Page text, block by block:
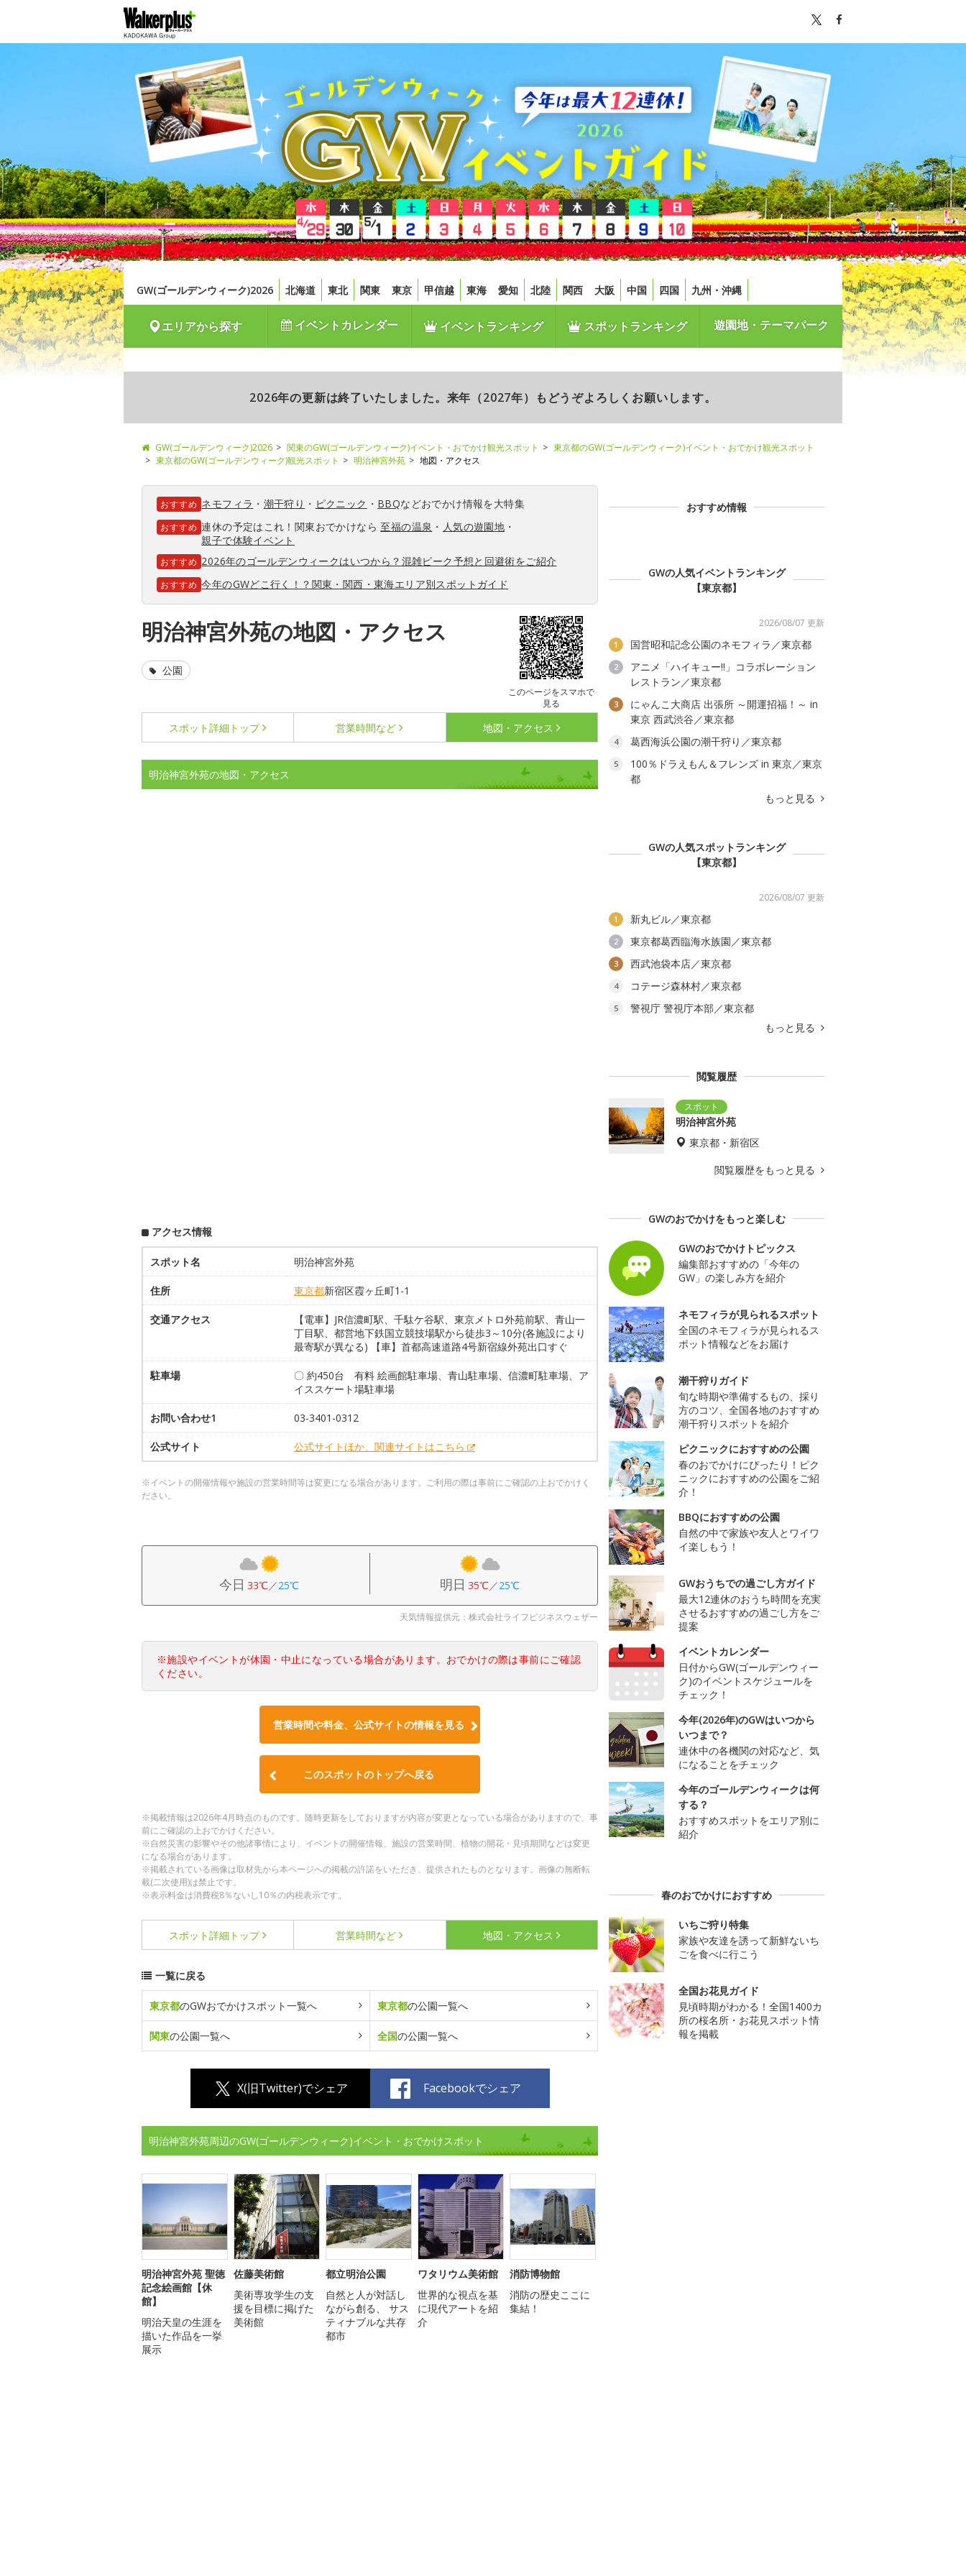
GW(ゴールデンウィーク)2026 北海道 東北 関東 東京 甲信越 東海 愛知 北陸 関西 大阪 中国 四国 九州・沖縄
エリアから探す イベントカレンダー イベントランキング スポットランキング 遊園地・テーマパーク
2026年の更新は終了いたしました。来年（2027年）もどうぞよろしくお願いします。
GW(ゴールデンウィーク)2026 関東のGW(ゴールデンウィーク)イベント・おでかけ観光スポット
東京都のGW(ゴールデンウィーク)イベント・おでかけ観光スポット
東京都のGW(ゴールデンウィーク)観光スポット
明治神宮外苑 地図・アクセス
おすすめ ネモフィラ ・ 潮干狩り ・ ピクニック ・ BBQなどおでかけ情報を大特集
おすすめ 連休の予定はこれ！関東おでかけなら至福の温泉 ・ 人気の遊園地 ・
親子で体験イベント
おすすめ 2026年のゴールデンウィークはいつから？混雑ピーク予想と回避術をご紹介
おすすめ 今年のGWどこ行く！？関東・関西・東海エリア別スポットガイド
明治神宮外苑の地図・アクセス
このページをスマホで
見る
公園
スポット詳細 トップ 営業時間など 地図・アクセス
明治神宮外苑の地図・アクセス
アクセス情報
スポット名 明治神宮外苑
住所 東京都新宿区霞ヶ丘町1-1
交通アクセス
【電車】JR信濃町駅、千駄ケ谷駅、東京メトロ外苑前駅、青山一
丁目駅、都営地下鉄国立競技場駅から徒歩3～10分(各施設により
最寄駅が異なる) 【車】首都高速道路4号新宿線外苑出口すぐ
駐車場
〇 約450台 有料 絵画館駐車場、青山駐車場、信濃町駐車場、ア
イススケート場駐車場
お問い合わせ1 03-3401-0312
公式サイト 公式サイトほか、関連サイトはこちら
※イベントの開催情報や施設の営業時間等は変更になる場合があります。ご利用の際は事前にご確認の上おでかけく
ださい。
今日 33℃／25℃ 明日 35℃／25℃
天気情報提供元：株式会社ライフビジネスウェザー
※施設やイベントが休園・中止になっている場合があります。おでかけの際は事前にご確認
ください。
営業時間や料金、公式サイトの情報を見る
このスポットのトップへ戻る
※掲載情報は2026年4月時点のものです。随時更新をしておりますが内容が変更となっている場合がありますので、事
前にご確認の上おでかけください。
※自然災害の影響やその他諸事情により、イベントの開催情報、施設の営業時間、植物の開花・見頃期間などは変更
になる場合があります。
※掲載されている画像は取材先から本ページへの掲載の許諾をいただき、提供されたものとなります。画像の無断転
載(二次使用)は禁止です。
※表示料金は消費税8％ないし10％の内税表示です。
スポット詳細 トップ 営業時間など 地図・アクセス
一覧に戻る
東京都のGWおでかけスポット一覧へ 東京都の公園一覧へ
関東の公園一覧へ 全国の公園一覧へ
X(旧Twitter)でシェア Facebookでシェア
明治神宮外苑周辺のGW(ゴールデンウィーク)イベント・おでかけスポット
明治神宮外苑 聖徳
記念絵画館【休
館】
明治天皇の生涯を
描いた作品を一挙
展示
佐藤美術館
美術専攻学生の支
援を目標に掲げた
美術館
都立明治公園
自然と人が対話し
ながら創る、 サス
ティナブルな共存
都市
ワタリウム美術館
世界的な視点を基
に現代アートを紹
介
消防博物館
消防の歴史ここに
集結！
おすすめ情報
GWの人気イベントランキング
【東京都】
2026/08/07 更新
1 国営昭和記念公園のネモフィラ／東京都
2
アニメ「ハイキュー!!」コラボレーション
レストラン／東京都
3
にゃんこ大商店 出張所 ～開運招福！～ in
東京 西武渋谷／東京都
4 葛西海浜公園の潮干狩り／東京都
5
100％ドラえもん＆フレンズ in 東京／東京
都
もっと見る
GWの人気スポットランキング
【東京都】
2026/08/07 更新
1 新丸ビル／東京都
2 東京都葛西臨海水族園／東京都
3 西武池袋本店／東京都
4 コテージ森林村／東京都
5
警視庁 警視庁本部／東京都
もっと見る
閲覧履歴
明治神宮外苑
東京都・新宿区
閲覧履歴をもっと見る
GWのおでかけをもっと楽しむ
GWのおでかけトピックス
編集部おすすめの「今年の
GW」の楽しみ方を紹介
ネモフィラが見られるスポット
全国のネモフィラが見られるス
ポット情報などをお届け
潮干狩りガイド
旬な時期や準備するもの、採り
方のコツ、全国各地のおすすめ
潮干狩りスポットを紹介
ピクニックにおすすめの公園
春のおでかけにぴったり！ピク
ニックにおすすめの公園をご紹
介！
BBQにおすすめの公園
自然の中で家族や友人とワイワ
イ楽しもう！
GWおうちでの過ごし方ガイド
最大12連休のおうち時間を充実
させるおすすめの過ごし方をご
提案
イベントカレンダー
日付からGW(ゴールデンウィー
ク)のイベントスケジュールを
チェック！
今年(2026年)のGWはいつから
いつまで？
連休中の各機関の対応など、気
になることをチェック
今年のゴールデンウィークは何
する？
おすすめスポットをエリア別に
紹介
春のおでかけにおすすめ
いちご狩り特集
家族や友達を誘って新鮮ないち
ごを食べに行こう
全国お花見ガイド
見頃時期がわかる！全国1400カ
所の桜名所・お花見スポット情
報を掲載